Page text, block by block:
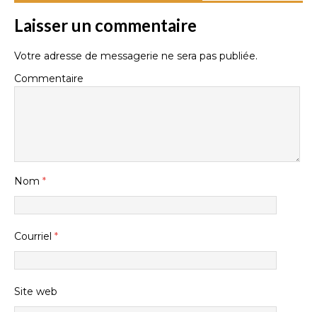
Laisser un commentaire
Votre adresse de messagerie ne sera pas publiée.
Commentaire
Nom *
Courriel *
Site web